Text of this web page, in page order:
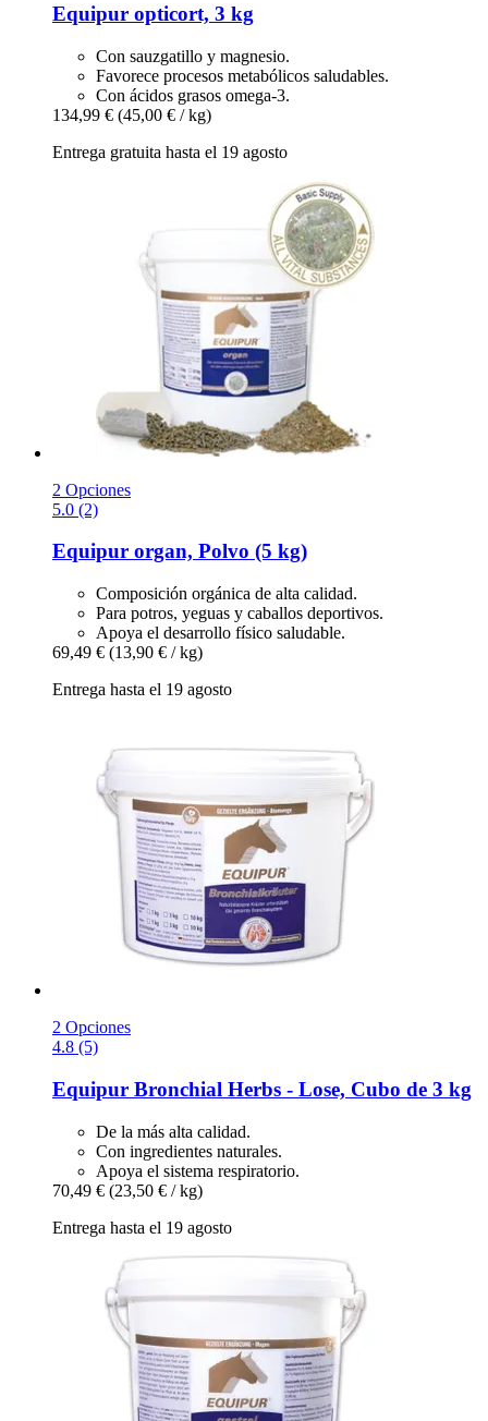
Equipur opticort, 3 kg
Con sauzgatillo y magnesio.
Favorece procesos metabólicos saludables.
Con ácidos grasos omega-3.
134,99 € (45,00 € / kg)
Entrega gratuita hasta el 19 agosto
2 Opciones
5.0 (2)
Equipur organ, Polvo (5 kg)
Composición orgánica de alta calidad.
Para potros, yeguas y caballos deportivos.
Apoya el desarrollo físico saludable.
69,49 € (13,90 € / kg)
Entrega hasta el 19 agosto
2 Opciones
4.8 (5)
Equipur Bronchial Herbs -​ Lose, Cubo de 3 kg
De la más alta calidad.
Con ingredientes naturales.
Apoya el sistema respiratorio.
70,49 € (23,50 € / kg)
Entrega hasta el 19 agosto